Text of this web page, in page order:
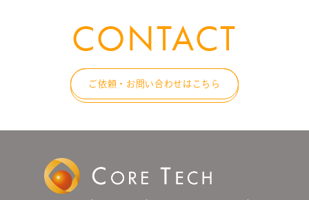
CONTACT
ご依頼・お問い合わせはこちら